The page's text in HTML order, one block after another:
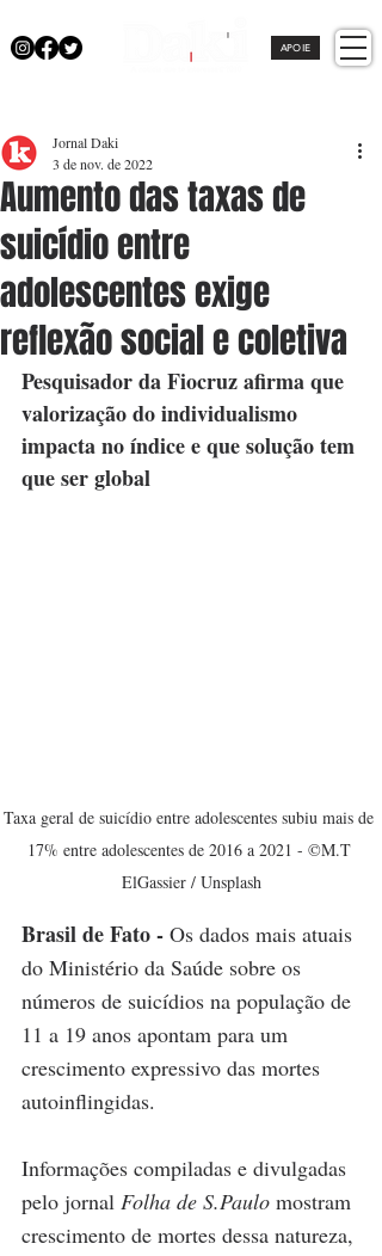
APOIE
Aumento das taxas de
suicídio entre
adolescentes exige
reflexão social e coletiva
Jornal Daki
3 de nov. de 2022
Pesquisador da Fiocruz afirma que
valorização do individualismo
impacta no índice e que solução tem
que ser global
Taxa geral de suicídio entre adolescentes subiu mais de
17% entre adolescentes de 2016 a 2021 - ©M.T
ElGassier / Unsplash
Brasil de Fato - Os dados mais atuais
do Ministério da Saúde sobre os
números de suicídios na população de
11 a 19 anos apontam para um
crescimento expressivo das mortes
autoinflingidas.
Informações compiladas e divulgadas
pelo jornal Folha de S.Paulo mostram
crescimento de mortes dessa natureza,